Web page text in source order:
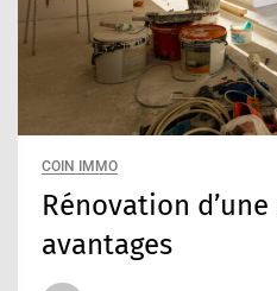
COIN IMMO
Rénovation
avantages